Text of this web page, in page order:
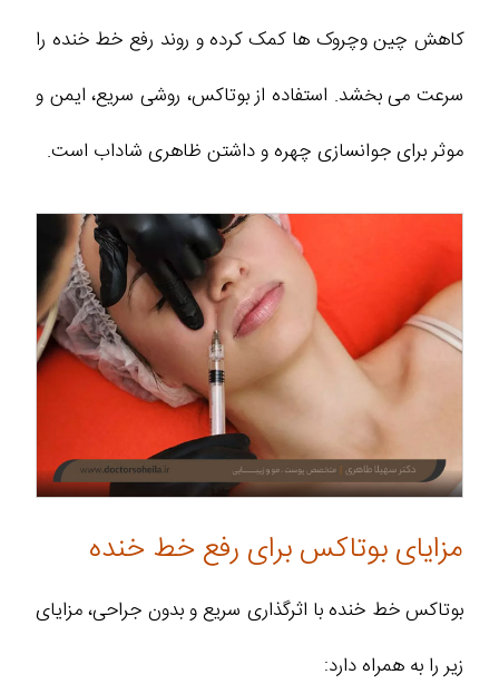
کاهش چین‌ وچروک‌ ها کمک کرده و روند رفع خط خنده را
سرعت می‌ بخشد. استفاده از بوتاکس، روشی سریع، ایمن و
موثر برای جوانسازی چهره و داشتن ظاهری شاداب‌ است.
مزایای بوتاکس برای رفع خط خنده
بوتاکس خط خنده با اثرگذاری سریع و بدون جراحی، مزایای
زیر را به همراه دارد: